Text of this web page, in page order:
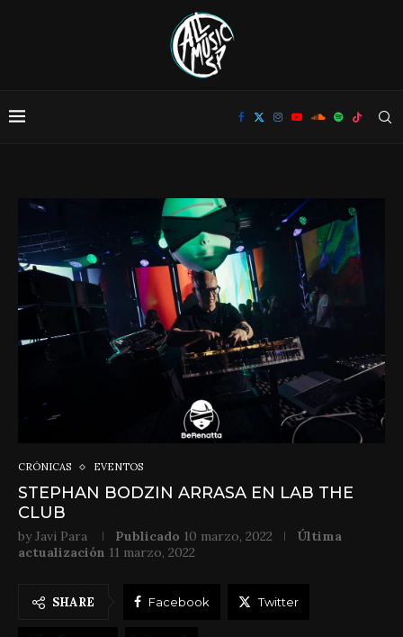
CRÓNICAS EVENTOS
STEPHAN BODZIN ARRASA EN LAB THE
CLUB
byJavi Para Publicado 10 marzo, 2022
Última
actualización 11 marzo, 2022
SHARE Facebook Twitter